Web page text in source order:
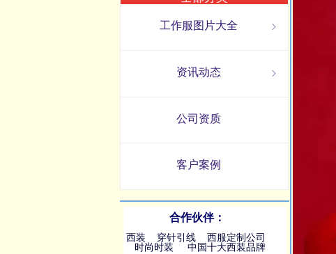
西装 穿针引线 西服定制公司
时尚时装 中国十大西装品牌
合作伙伴：
ꁇ
工作服图片大全
ꁇ
资讯动态
公司资质
客户案例